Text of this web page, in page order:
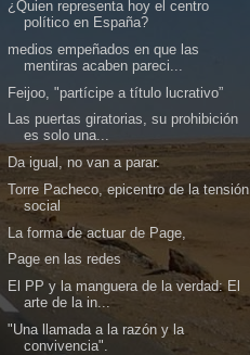
¿Quien representa hoy el centro
político en España?
medios empeñados en que las
mentiras acaben pareci...
Feijoo, "partícipe a título lucrativo”
Las puertas giratorias, su prohibición
es solo una...
Da igual, no van a parar.
Torre Pacheco, epicentro de la tensión
social
La forma de actuar de Page,
Page en las redes
El PP y la manguera de la verdad: El
arte de la in...
"Una llamada a la razón y la
convivencia".